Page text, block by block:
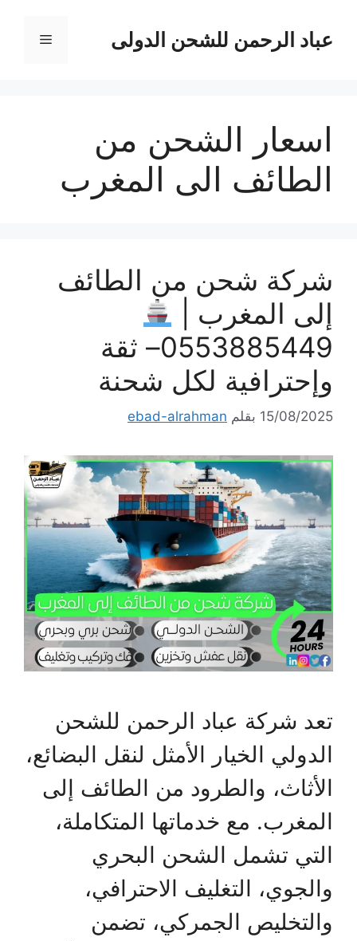
المحتوىعباد الرحمن للشحن الدولى القائمة
اسعار الشحن من
الطائف الى المغرب
شركة شحن من الطائف
إلى المغرب |
0553885449– ثقة
وإحترافية لكل شحنة
15/08/2025 بقلم ebad-alrahman
تعد شركة عباد الرحمن للشحن
الدولي الخيار الأمثل لنقل البضائع،
الأثاث، والطرود من الطائف إلى
المغرب. مع خدماتها المتكاملة،
التي تشمل الشحن البحري
والجوي، التغليف الاحترافي،
والتخليص الجمركي، تضمن